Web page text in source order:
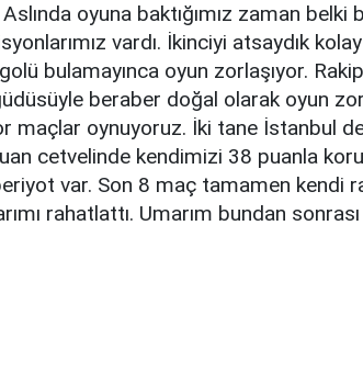
Aslında oyuna baktığımız zaman
vardı. İkinciyi atsaydık
bulamayınca oyun zorlaşıyor. Rakip
beraber doğal olarak oyun
oynuyoruz. İki tane İstanbul
cetvelinde kendimizi 38 puanla
var. Son 8 maç tamamen kendi
rahatlattı. Umarım bundan